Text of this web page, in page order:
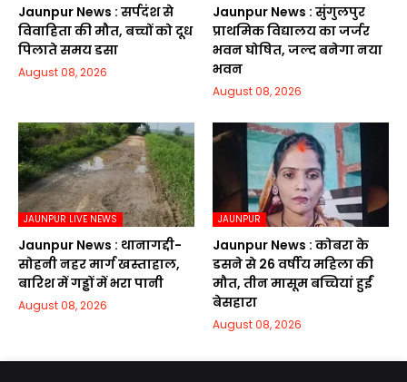
Jaunpur News : सर्पदंश से
विवाहिता की मौत, बच्चों को दूध
पिलाते समय डसा
August 08, 2026
Jaunpur News : सुंगुलपुर
प्राथमिक विद्यालय का जर्जर
भवन घोषित, जल्द बनेगा नया
भवन
August 08, 2026
JAUNPUR LIVE NEWS
Jaunpur News : थानागद्दी-
सोहनी नहर मार्ग खस्ताहाल,
बारिश में गड्ढों में भरा पानी
August 08, 2026
JAUNPUR
Jaunpur News : कोबरा के
डसने से 26 वर्षीय महिला की
मौत, तीन मासूम बच्चियां हुईं
बेसहारा
August 08, 2026